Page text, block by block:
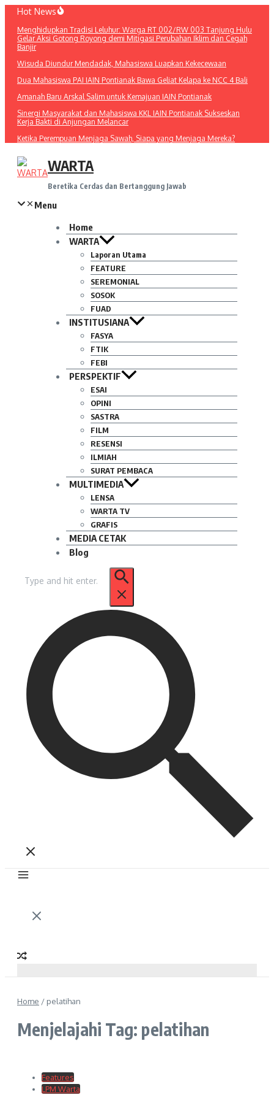
Lewati
konten
Hot News
Menghidupkan Tradisi Leluhur: Warga RT 002/RW 003 Tanjung Hulu
Gelar Aksi Gotong Royong demi Mitigasi Perubahan Iklim dan Cegah
Banjir
Wisuda Diundur Mendadak, Mahasiswa Luapkan Kekecewaan
Dua Mahasiswa PAI IAIN Pontianak Bawa Geliat Kelapa ke NCC 4 Bali
Amanah Baru Arskal Salim untuk Kemajuan IAIN Pontianak
Sinergi Masyarakat dan Mahasiswa KKL IAIN Pontianak Sukseskan
Kerja Bakti di Anjungan Melancar
Ketika Perempuan Menjaga Sawah, Siapa yang Menjaga Mereka?
WARTA
Beretika Cerdas dan Bertanggung Jawab
Menu
Home
WARTA
Laporan Utama
FEATURE
SEREMONIAL
SOSOK
FUAD
INSTITUSIANA
FASYA
FTIK
FEBI
PERSPEKTIF
ESAI
OPINI
SASTRA
FILM
RESENSI
ILMIAH
SURAT PEMBACA
MULTIMEDIA
LENSA
WARTA TV
GRAFIS
MEDIA CETAK
Blog
untuk:
Home / pelatihan
Menjelajahi Tag: pelatihan
Features
LPM Warta